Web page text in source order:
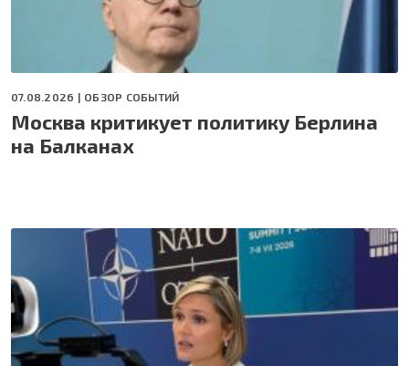
07.08.2026 | ОБЗОР СОБЫТИЙ
Москва критикует политику Берлина
на Балканах